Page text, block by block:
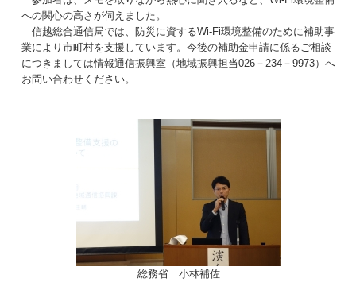
への関心の高さが伺えました。
信越総合通信局では、防災に資するWi-Fi環境整備のために補助事
業により市町村を支援しています。今後の補助金申請に係るご相談
につきましては情報通信振興室（地域振興担当026－234－9973）へ
お問い合わせください。
総務省 小林補佐